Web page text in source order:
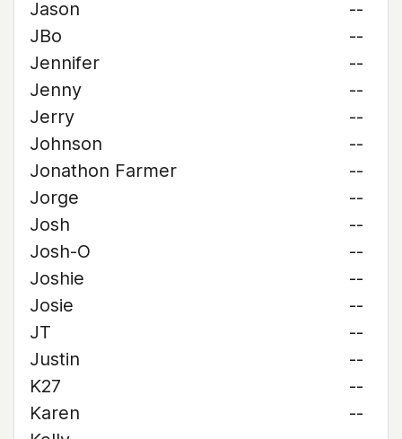
Jason
--
JBo
--
Jennifer
--
Jenny
--
Jerry
--
Johnson
--
Jonathon Farmer
--
Jorge
--
Josh
--
Josh-O
--
Joshie
--
Josie
--
JT
--
Justin
--
K27
--
Karen
--